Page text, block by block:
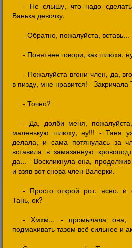
- Не слышу, что надо
Ванька девочку.
- Обратно, пожалуйста, вставь...
- Понятнее говори, как шлюха,
- Пожалуйста вгони член, да,
в пизду, мне нравится! - Закричала
- Точно?
- Да, долби меня,
маленькую шлюху, ну!!! - Таня
делала, и сама потянулась за
вставила в замазанную
да... - Воскликнула она,
и взяв вот снова член Валерки.
- Просто открой рот, ясно, и
Тань, ок?
- Хмхм... - промычала она,
подмахивать тазом всё сильнее и